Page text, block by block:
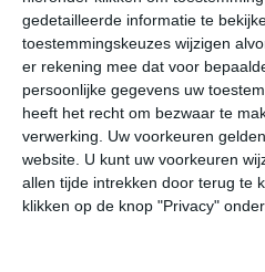
gedetailleerde informatie te
toestemmingskeuzes wijzigen
er rekening mee dat voor
persoonlijke gegevens uw
heeft het recht om bezwaar te
verwerking. Uw voorkeuren
website. U kunt uw voorkeuren
allen tijde intrekken door terug te
klikken op de knop "Privacy"
21°C 27°C 28°C
10:00 13:00
10:00 13:00